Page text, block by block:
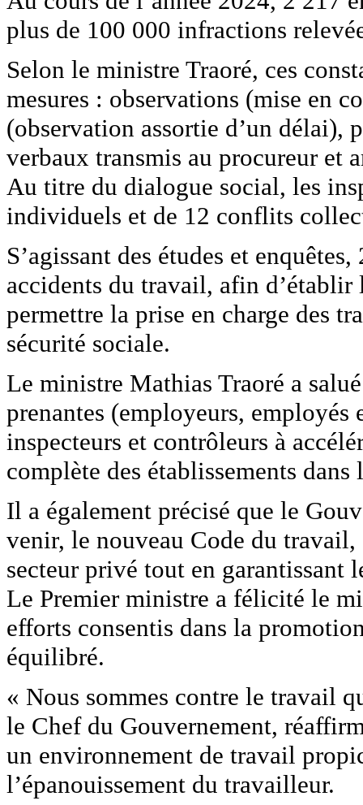
plus de 100 000 infractions
Selon le ministre Traoré, ces
mesures : observations (mise en
(observation assortie d’un délai),
verbaux transmis au procureur et
Au titre du dialogue social, les
individuels et de 12 conflits
S’agissant des études et
accidents du travail, afin
permettre la prise en charge des
sécurité sociale.
Le ministre Mathias Traoré a
prenantes (employeurs,
inspecteurs et contrôleurs à
complète des établissements dans
Il a également précisé que le
venir, le nouveau Code du travail,
secteur privé tout en garantissant
Le Premier ministre a félicité le
efforts consentis dans la
équilibré.
« Nous sommes contre le travail
le Chef du Gouvernement,
un environnement de travail
l’épanouissement du travailleur.